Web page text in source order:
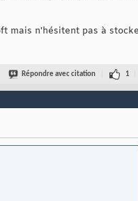
mais n'hésitent pas à
Répondre avec citation 1